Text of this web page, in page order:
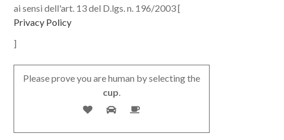
ai sensi dell'art. 13 del D.lgs. n. 196/2003 [
Privacy Policy
]
Please prove you are human by selecting the
cup.